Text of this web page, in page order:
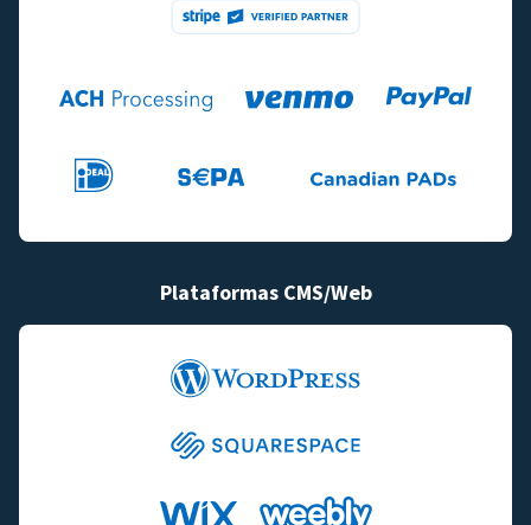
Plataformas CMS/Web